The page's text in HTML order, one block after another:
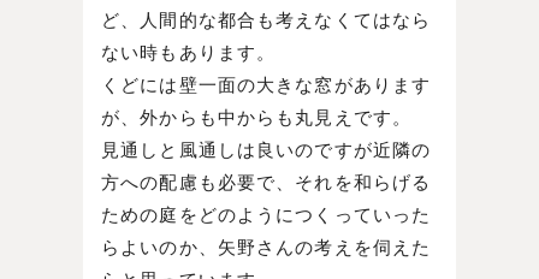
ど、人間的な都合も考えなくてはなら
ない時もあります。
くどには壁一面の大きな窓があります
が、外からも中からも丸見えです。
見通しと風通しは良いのですが近隣の
方への配慮も必要で、それを和らげる
ための庭をどのようにつくっていった
らよいのか、矢野さんの考えを伺えた